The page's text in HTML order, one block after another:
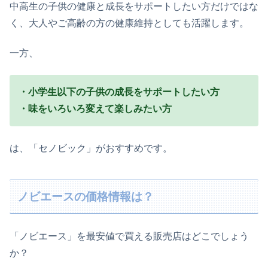
中高生の子供の健康と成長をサポートしたい方だけではな
く、大人やご高齢の方の健康維持としても活躍します。
一方、
・小学生以下の子供の成長をサポートしたい方
・味をいろいろ変えて楽しみたい方
は、「セノビック」がおすすめです。
ノビエースの価格情報は？
「ノビエース」を最安値で買える販売店はどこでしょう
か？